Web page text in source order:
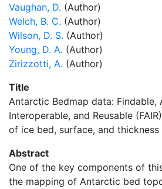
Vaughan, D. (Author)
Welch, B. C. (Author)
Wilson, D. S. (Author)
Young, D. A. (Author)
Zirizzotti, A. (Author)
Title
Antarctic Bedmap data: Findable,
Interoperable, and Reusable
of ice bed, surface, and thickness
Abstract
One of the key components of
the mapping of Antarctic bed